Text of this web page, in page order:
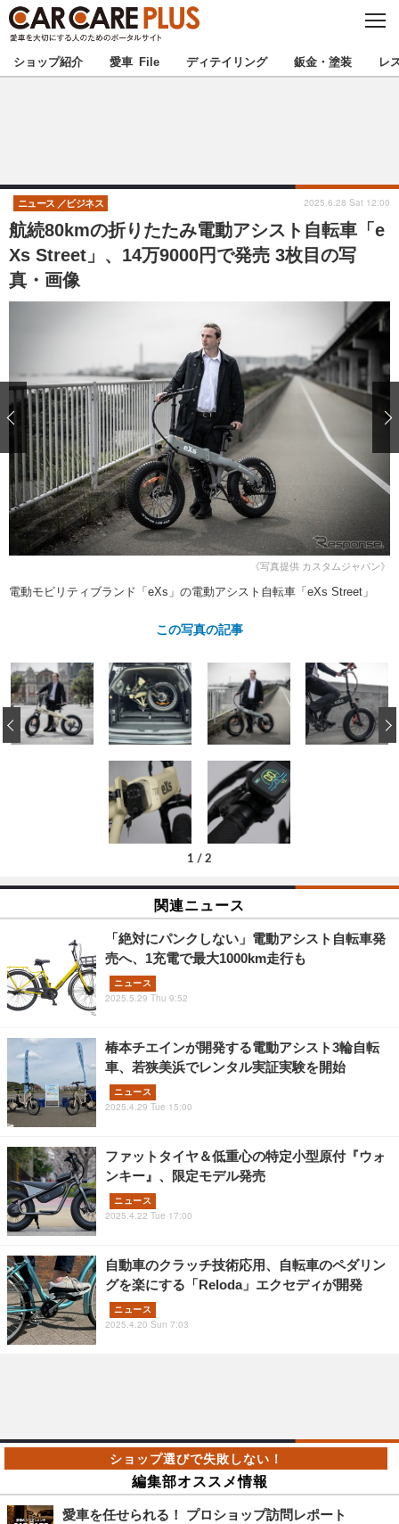
C
S
E
★カーケアプラス認定★ 厳選プロショップを地域から探す
甲信越 北陸
東海 関西
中国
注目の記事
ショップレポート 愛車 File
自動車豆知識 ストップ！不具合修理＆粗悪修理
鈑金・塗装
ディテイリング
ディテイリング
ヘッドライト磨き コーティング
フィルム・ラッピング
鈑金・塗装
小キズ直し
特集記事
ストップ 不具合修理＆粗悪修理
カーメーカー「旧車」関連プロジェ
クト
ショップ紹介
ショップレポート プロショップ検索
レストア
カーメーカー「旧車」関連プロジ
コラム
イベント
ショップ紹介 愛車 File ディテイリング 鈑金・塗装 レ
航続80kmの折りたたみ電動アシスト自転車「e
Xs Street」、14万9000円で発売 3枚目の写
真・画像
ニュース ビジネス 2025.6.28 Sat 12:00
《写真提供 カスタムジャパン》
電動モビリティブランド「eXs」の電動アシスト自転車「eXs Street」
この写真の記事
1 / 2
‹
関連ニュース
「絶対にパンクしない」電動アシスト自転車発
売へ、1充電で最大1000km走行も
ニュース
2025.5.29 Thu 9:52
椿本チエインが開発する電動アシスト3輪自転
車、若狭美浜でレンタル実証実験を開始
ニュース
2025.4.29 Tue 15:00
ファットタイヤ＆低重心の特定小型原付『ウォ
ンキー』、限定モデル発売
ニュース
2025.4.22 Tue 17:00
自動車のクラッチ技術応用、自転車のペダリン
グを楽にする「Reloda」エクセディが開発
ニュース
2025.4.20 Sun 7:03
編集部オススメ情報
愛車を任せられる！ プロショップ訪問レポート